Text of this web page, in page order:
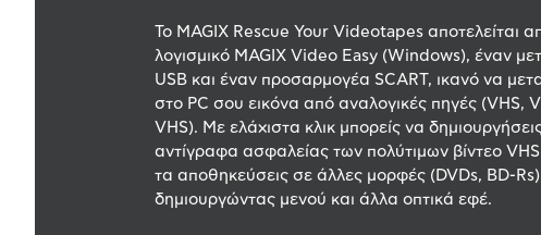
Το MAGIX Rescue Your Videotapes αποτελείται
λογισμικό MAGIX Video Easy (Windows), έναν
USB και έναν προσαρμογέα SCART, ικανό να
στο PC σου εικόνα από αναλογικές πηγές (VHS,
VHS). Με ελάχιστα κλικ μπορείς να
αντίγραφα ασφαλείας των πολύτιμων βίντεο VHS
τα αποθηκεύσεις σε άλλες μορφές (DVDs, BD-
δημιουργώντας μενού και άλλα οπτικά εφέ.